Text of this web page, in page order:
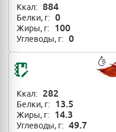
Ккал: 884
Белки, г: 0
Жиры, г: 100
Углеводы, г: 0
Ккал: 282
Белки, г: 13.5
Жиры, г: 14.3
Углеводы, г: 49.7